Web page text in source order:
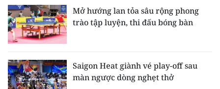
Mở hướng lan tỏa sâu rộng phong
trào tập luyện, thi đấu bóng bàn
Saigon Heat giành vé play-off sau
màn ngược dòng nghẹt thở